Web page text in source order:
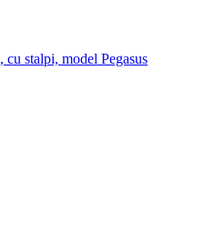
stalpi, model Pegasus